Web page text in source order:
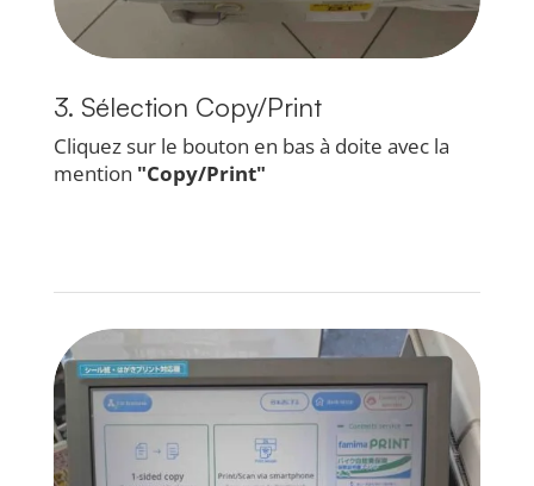
3. Sélection Copy/Print
Cliquez sur le bouton en bas à doite avec la
mention "Copy/Print"